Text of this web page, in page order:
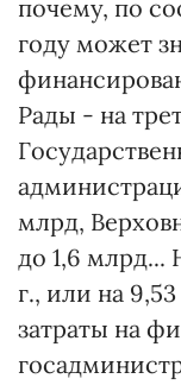
почему, по
году может
Рады - на
млрд,
до 1,6 млрд...
г., или на
затраты на